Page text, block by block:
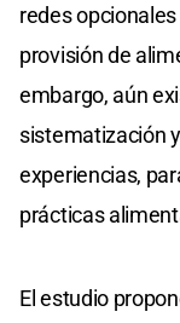
redes
provisión de
embargo, aún
sistematización
experiencias,
prácticas
El estudio